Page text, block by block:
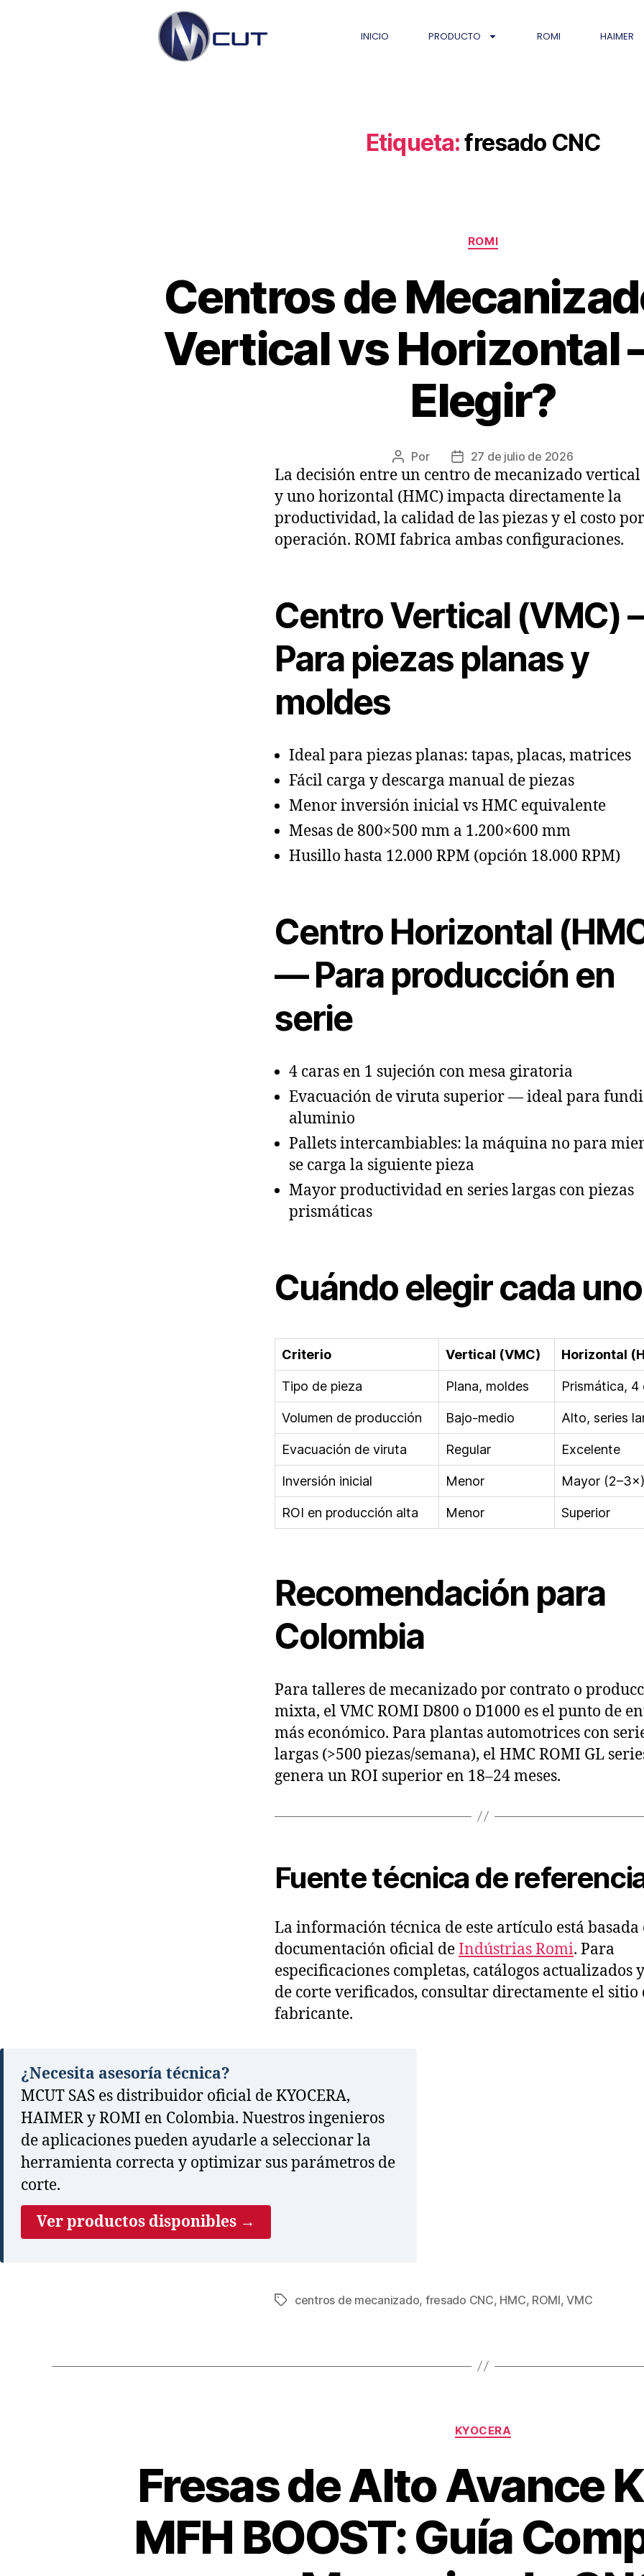
INICIO PRODUCTO ROMI HAIMER
Etiqueta:fresado CNC
ROMI
Centros de
Vertical vs Horizontal
Elegir?
Por 27 de julio de 2026
La decisión entre un centro de mecanizado vertical
y uno horizontal (HMC) impacta directamente la
productividad, la calidad de las piezas y el costo por
operación. ROMI fabrica ambas configuraciones.
Centro Vertical (VMC)
Para piezas planas y
moldes
Ideal para piezas planas: tapas, placas, matrices
Fácil carga y descarga manual de piezas
Menor inversión inicial vs HMC equivalente
Mesas de 800×500 mm a 1.200×600 mm
Husillo hasta 12.000 RPM (opción 18.000 RPM)
Centro Horizontal
— Para producción en
serie
4 caras en 1 sujeción con mesa giratoria
Evacuación de viruta superior — ideal para
aluminio
Pallets intercambiables: la máquina no para
se carga la siguiente pieza
Mayor productividad en series largas con piezas
prismáticas
Cuándo elegir cada uno
Criterio Vertical (VMC) Horizontal
Tipo de pieza Plana, moldes Prismática, 4
Volumen de producción Bajo-medio Alto, series
Evacuación de viruta Regular Excelente
Inversión inicial Menor Mayor (2–3×)
ROI en producción alta Menor Superior
Recomendación para
Colombia
Para talleres de mecanizado por contrato o
mixta, el VMC ROMI D800 o D1000 es el punto de
más económico. Para plantas automotrices con
largas (>500 piezas/semana), el HMC ROMI GL
genera un ROI superior en 18–24 meses.
Fuente técnica de
La información técnica de este artículo está basada
documentación oficial deIndústrias Romi. Para
especificaciones completas, catálogos actualizados
de corte verificados, consultar directamente el sitio
fabricante.
¿Necesita asesoría técnica?
MCUT SAS es distribuidor oficial de KYOCERA,
HAIMER y ROMI en Colombia. Nuestros ingenieros
de aplicaciones pueden ayudarle a seleccionar la
herramienta correcta y optimizar sus parámetros de
corte.
Ver productos disponibles →
centros de mecanizado, fresado CNC, HMC, ROMI,VMC
KYOCERA
Fresas de Alto Avance
MFH BOOST: Guía